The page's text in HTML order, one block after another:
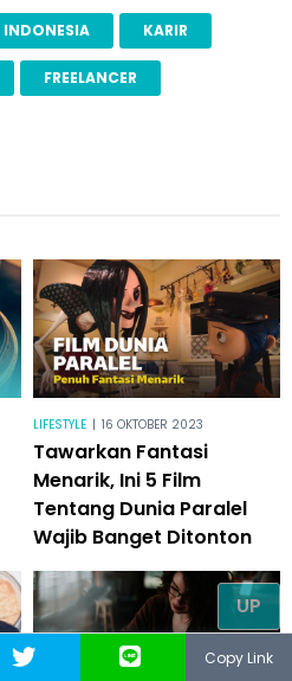
Copy Link
INDONESIA KARIR
FREELANCER
LIFESTYLE | 16 OKTOBER 2023
Tawarkan Fantasi
Menarik, Ini 5 Film
Tentang Dunia Paralel
Wajib Banget Ditonton
UP